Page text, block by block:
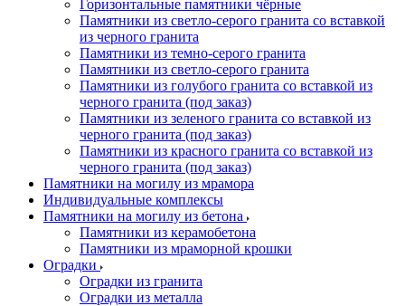
Горизонтальные памятники чёрные
Памятники из светло-серого гранита со вставкой
из черного гранита
Памятники из темно-серого гранита
Памятники из светло-серого гранита
Памятники из голубого гранита со вставкой из
черного гранита (под заказ)
Памятники из зеленого гранита со вставкой из
черного гранита (под заказ)
Памятники из красного гранита со вставкой из
черного гранита (под заказ)
Памятники на могилу из мрамора
Индивидуальные комплексы
Памятники на могилу из бетона
Памятники из керамобетона
Памятники из мраморной крошки
Оградки
Оградки из гранита
Оградки из металла